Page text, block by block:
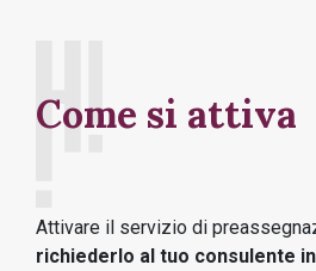
Come si attiva
Attivare il servizio di
richiederlo al tuo consulente